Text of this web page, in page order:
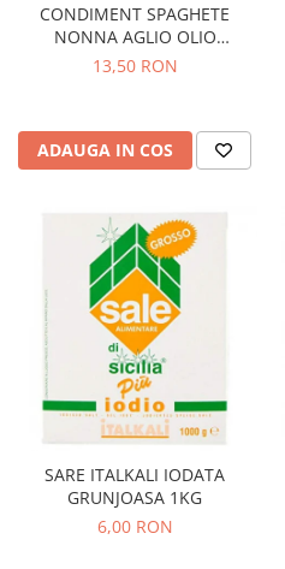
CONDIMENT SPAGHETE
NONNA AGLIO OLIO
PEPERONCINO 90G
13,50 RON
ADAUGA IN COS
SARE ITALKALI IODATA
GRUNJOASA 1KG
6,00 RON